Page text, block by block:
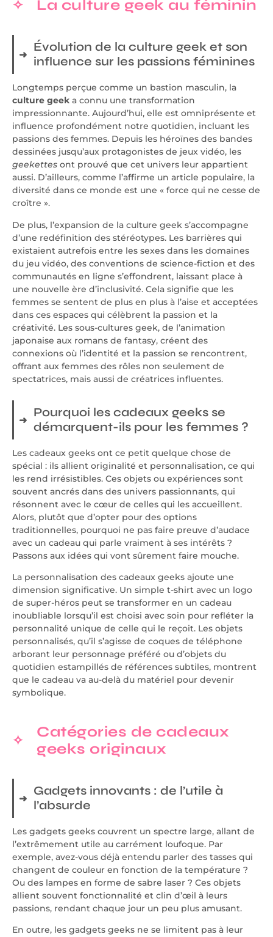
La culture geek au féminin
Évolution de la culture geek et son
influence sur les passions féminines
Longtemps perçue comme un bastion masculin, la
culture geek a connu une transformation
impressionnante. Aujourd’hui, elle est omniprésente et
influence profondément notre quotidien, incluant les
passions des femmes. Depuis les héroïnes des bandes
dessinées jusqu’aux protagonistes de jeux vidéo, les
geekettes ont prouvé que cet univers leur appartient
aussi. D’ailleurs, comme l’affirme un article populaire, la
diversité dans ce monde est une « force qui ne cesse de
croître ».
De plus, l’expansion de la culture geek s’accompagne
d’une redéfinition des stéréotypes. Les barrières qui
existaient autrefois entre les sexes dans les domaines
du jeu vidéo, des conventions de science-fiction et des
communautés en ligne s’effondrent, laissant place à
une nouvelle ère d’inclusivité. Cela signifie que les
femmes se sentent de plus en plus à l’aise et acceptées
dans ces espaces qui célèbrent la passion et la
créativité. Les sous-cultures geek, de l’animation
japonaise aux romans de fantasy, créent des
connexions où l’identité et la passion se rencontrent,
offrant aux femmes des rôles non seulement de
spectatrices, mais aussi de créatrices influentes.
Pourquoi les cadeaux geeks se
démarquent-ils pour les femmes ?
Les cadeaux geeks ont ce petit quelque chose de
spécial : ils allient originalité et personnalisation, ce qui
les rend irrésistibles. Ces objets ou expériences sont
souvent ancrés dans des univers passionnants, qui
résonnent avec le cœur de celles qui les accueillent.
Alors, plutôt que d’opter pour des options
traditionnelles, pourquoi ne pas faire preuve d’audace
avec un cadeau qui parle vraiment à ses intérêts ?
Passons aux idées qui vont sûrement faire mouche.
La personnalisation des cadeaux geeks ajoute une
dimension significative. Un simple t-shirt avec un logo
de super-héros peut se transformer en un cadeau
inoubliable lorsqu’il est choisi avec soin pour refléter la
personnalité unique de celle qui le reçoit. Les objets
personnalisés, qu’il s’agisse de coques de téléphone
arborant leur personnage préféré ou d’objets du
quotidien estampillés de références subtiles, montrent
que le cadeau va au-delà du matériel pour devenir
symbolique.
Catégories de cadeaux
geeks originaux
Gadgets innovants : de l’utile à
l’absurde
Les gadgets geeks couvrent un spectre large, allant de
l’extrêmement utile au carrément loufoque. Par
exemple, avez-vous déjà entendu parler des tasses qui
changent de couleur en fonction de la température ?
Ou des lampes en forme de sabre laser ? Ces objets
allient souvent fonctionnalité et clin d’œil à leurs
passions, rendant chaque jour un peu plus amusant.
En outre, les gadgets geeks ne se limitent pas à leur